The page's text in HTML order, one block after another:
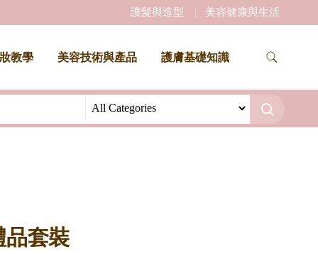
護髮與造型 美容健康與生活
教學 美容技術與產品 護膚基礎知識
品套裝